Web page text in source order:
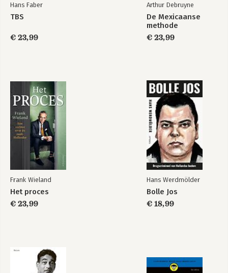
Hans Faber
TBS
€ 23,99
Arthur Debruyne
De Mexicaanse
methode
€ 23,99
Frank Wieland
Het proces
€ 23,99
Hans Werdmölder
Bolle Jos
€ 18,99